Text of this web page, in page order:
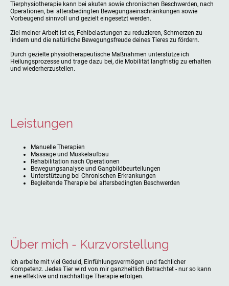
Tierphysiotherapie kann bei akuten sowie chronischen Beschwerden, nach
Operationen, bei altersbedingten Bewegungseinschränkungen sowie
Vorbeugend sinnvoll und gezielt eingesetzt werden.
Ziel meiner Arbeit ist es, Fehlbelastungen zu reduzieren, Schmerzen zu
lindern und die natürliche Bewegungsfreude deines Tieres zu fördern.
Durch gezielte physiotherapeutische Maßnahmen unterstütze ich
Heilungsprozesse und trage dazu bei, die Mobilität langfristig zu erhalten
und wiederherzustellen.
Leistungen
Manuelle Therapien
Massage und Muskelaufbau
Rehabilitation nach Operationen
Bewegungsanalyse und Gangbildbeurteilungen
Unterstützung bei Chronischen Erkrankungen
Begleitende Therapie bei altersbedingten Beschwerden
Über mich - Kurzvorstellung
Ich arbeite mit viel Geduld, Einfühlungsvermögen und fachlicher
Kompetenz. Jedes Tier wird von mir ganzheitlich Betrachtet - nur so kann
eine effektive und nachhaltige Therapie erfolgen.